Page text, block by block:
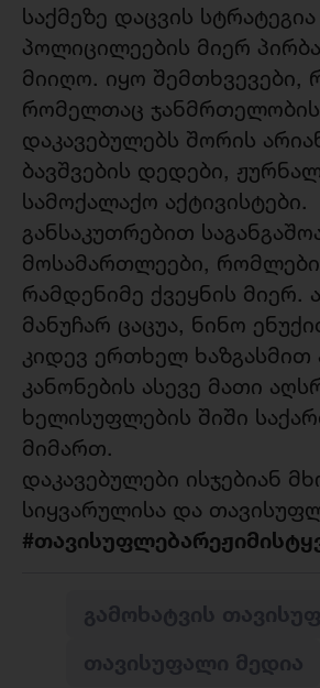
საქმეზე დაცვის
პოლიცილეების მიერ
მიიღო. იყო შემთხვევები,
რომელთაც ჯანმრთელობის
დაკავებულებს შორის
ბავშვების დედები,
სამოქალაქო აქტივისტები.
განსაკუთრებით
მოსამართლეები,
რამდენიმე ქვეყნის მიერ.
მანუჩარ ცაცუა, ნინო
კიდევ ერთხელ
კანონების ასევე მათი
ხელისუფლების შიში
მიმართ.
დაკავებულები ისჯებიან
სიყვარულისა და